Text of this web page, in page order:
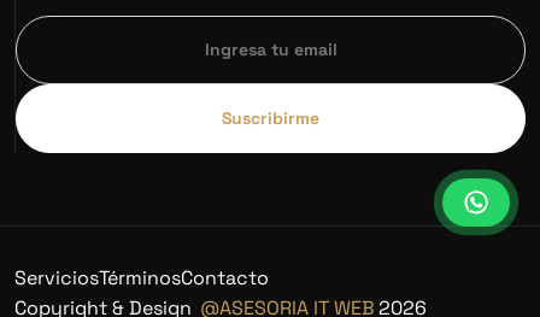
Suscribirme
Copyright & Design @ASESORIA IT WEB2026
ServiciosTérminosContacto